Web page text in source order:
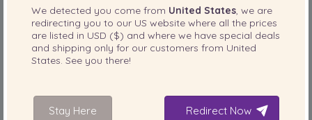
We detected you come from United States, we are
redirecting you to our US website where all the prices
are listed in USD ($) and where we have special deals
and shipping only for our customers from United
States. See you there!
Stay Here Redirect Now